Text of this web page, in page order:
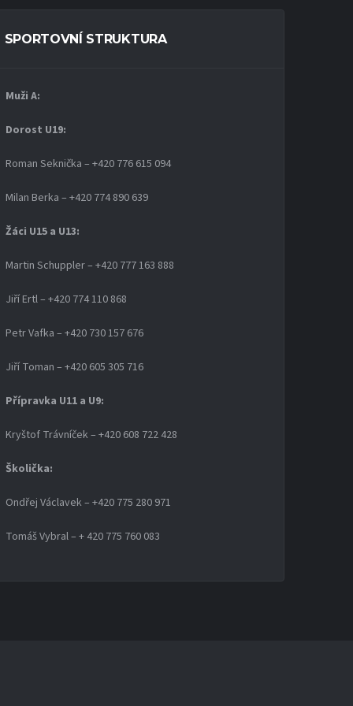
SPORTOVNÍ STRUKTURA
Muži A:
Dorost U19:
Roman Seknička – +420 776 615 094
Milan Berka – +420 774 890 639
Žáci U15 a U13:
Martin Schuppler – +420 777 163 888
Jiří Ertl – +420 774 110 868
Petr Vafka – +420 730 157 676
Jiří Toman – +420 605 305 716
Přípravka U11 a U9:
Kryštof Trávníček – +420 608 722 428
Školička:
Ondřej Václavek – +420 775 280 971
Tomáš Vybral – + 420 775 760 083